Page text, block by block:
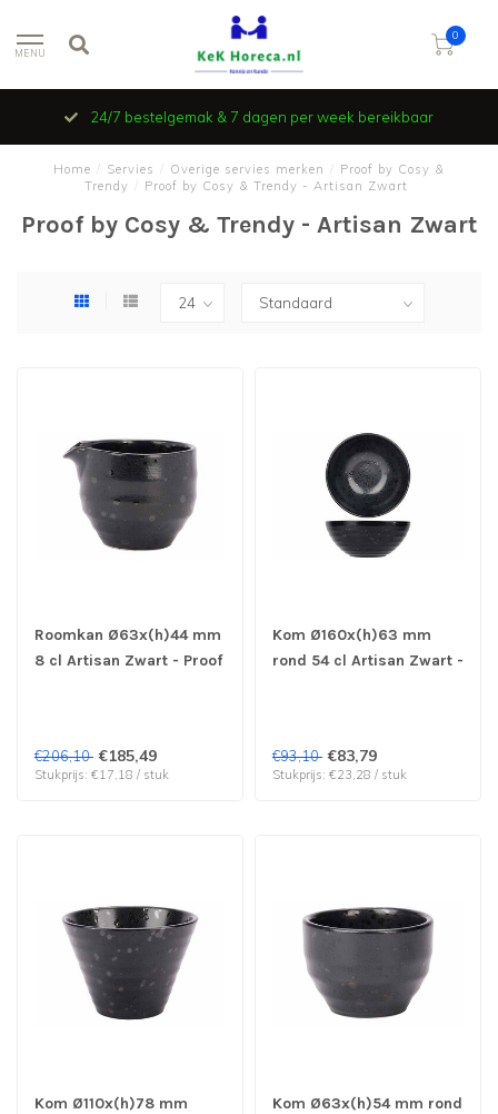
MENU
0
24/7 bestelgemak & 7 dagen per week bereikbaar
Home Servies Overige servies merken
Proof by Cosy &
Trendy
Proof by Cosy & Trendy - Artisan Zwart
Proof by Cosy & Trendy - Artisan Zwart
Roomkan Ø63x(h)44 mm
8 cl Artisan Zwart - Proof
€206,10 €185,49
Stukprijs: €17,18 / stuk
Kom Ø160x(h)63 mm
rond 54 cl Artisan Zwart -
€93,10 €83,79
Stukprijs: €23,28 / stuk
Kom Ø110x(h)78 mm
Kom Ø63x(h)54 mm rond